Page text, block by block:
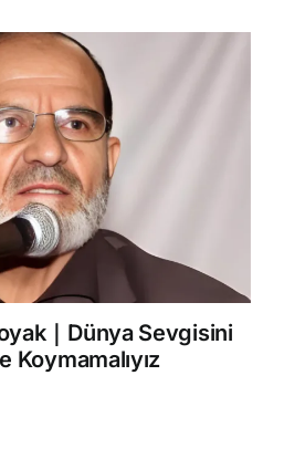
｜Dünya Sevgisini
Koymamalıyız